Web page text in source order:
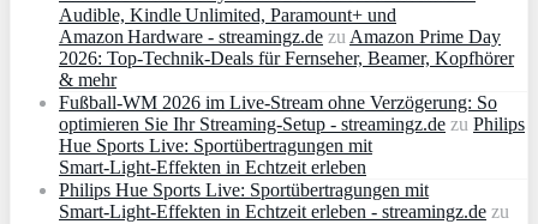
Audible, Kindle Unlimited, Paramount+ und
Amazon Hardware - streamingz.de zu Amazon Prime Day
2026: Top-Technik-Deals für Fernseher, Beamer, Kopfhörer
& mehr
Fußball-WM 2026 im Live-Stream ohne Verzögerung: So
optimieren Sie Ihr Streaming-Setup - streamingz.de zu Philips
Hue Sports Live: Sportübertragungen mit
Smart‑Light‑Effekten in Echtzeit erleben
Philips Hue Sports Live: Sportübertragungen mit
Smart‑Light‑Effekten in Echtzeit erleben - streamingz.de zu